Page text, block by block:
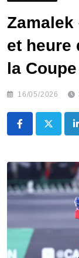
Zamalek
et heure
la
16/05/2026